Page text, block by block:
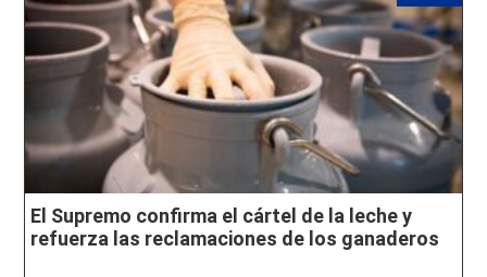
El Supremo confirma el cártel de la leche y
refuerza las reclamaciones de los ganaderos